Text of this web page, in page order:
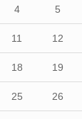
4 5
11 12
18 19
25 26